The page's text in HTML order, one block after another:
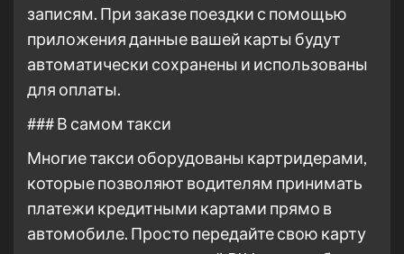
записям. При заказе поездки с помощью
приложения данные вашей карты будут
автоматически сохранены и использованы
для оплаты.
### В самом такси
Многие такси оборудованы картридерами,
которые позволяют водителям принимать
платежи кредитными картами прямо в
автомобиле. Просто передайте свою карту